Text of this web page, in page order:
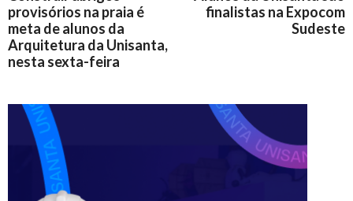
provisórios na praia é
meta de alunos da
Arquitetura da Unisanta,
nesta sexta-feira
finalistas na Expocom
Sudeste